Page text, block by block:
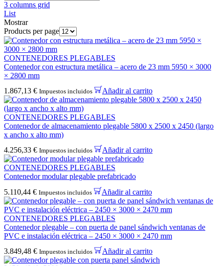
3 columns grid
List
Mostrar
Products per page
CONTENEDORES PLEGABLES
Contenedor con estructura metálica – acero de 23 mm 5950 × 3000
× 2800 mm
1.867,13 € Impuestos incluidos Añadir al carrito
CONTENEDORES PLEGABLES
Contenedor de almacenamiento plegable 5800 x 2500 x 2450 (largo
x ancho x alto mm)
4.256,33 € Impuestos incluidos Añadir al carrito
CONTENEDORES PLEGABLES
Contenedor modular plegable prefabricado
5.110,44 € Impuestos incluidos Añadir al carrito
CONTENEDORES PLEGABLES
Contenedor plegable – con puerta de panel sándwich ventanas de
PVC e instalación eléctrica – 2450 × 3000 × 2470 mm
3.849,48 € Impuestos incluidos Añadir al carrito